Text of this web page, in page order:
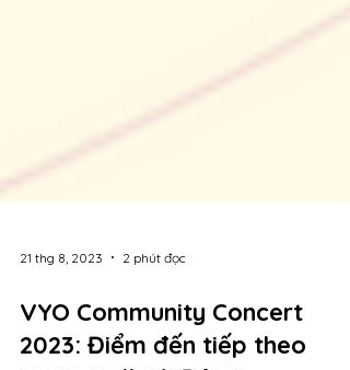
21 thg 8, 2023 2 phút đọc